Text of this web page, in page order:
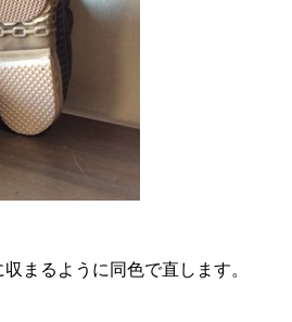
まるように同色で直します。